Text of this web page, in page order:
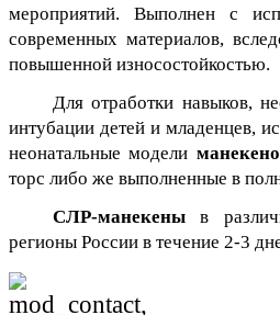
мероприятий. Выполнен с
современных материалов,
повышенной износостойкостью.
Для отработки навыков,
интубации детей и младенцев,
неонатальные модели
торс либо же выполненные в
СЛР-манекены в
регионы России в течение 2-3